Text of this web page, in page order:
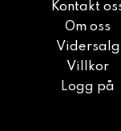
Kontakt
Om oss
Vidersalg
Villkor
Logg på